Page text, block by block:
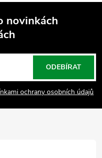
novinkách
ochrany osobních údajů
ODEBÍRAT